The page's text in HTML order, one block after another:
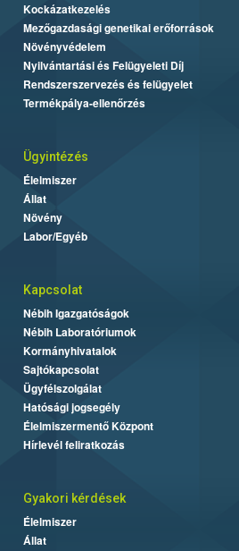
Kockázatkezelés
Mezőgazdasági genetikai erőforrások
Növényvédelem
Nyilvántartási és Felügyeleti Díj
Rendszerszervezés és felügyelet
Termékpálya-ellenőrzés
Ügyintézés
Élelmiszer
Állat
Növény
Labor/Egyéb
Kapcsolat
Nébih Igazgatóságok
Nébih Laboratóriumok
Kormányhivatalok
Sajtókapcsolat
Ügyfélszolgálat
Hatósági jogsegély
Élelmiszermentő Központ
Hírlevél feliratkozás
Gyakori kérdések
Élelmiszer
Állat